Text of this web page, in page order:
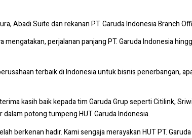
Abadi Suite dan rekanan PT. Garuda Indonesia Branch
perjalanan panjang PT. Garuda Indonesia
terbaik di Indonesia untuk bisnis penerbangan,
kasih baik kepada tim Garuda Grup seperti Citilink,
potong tumpeng HUT Garuda Indonesia.
berkenan hadir. Kami sengaja merayakan HUT PT.